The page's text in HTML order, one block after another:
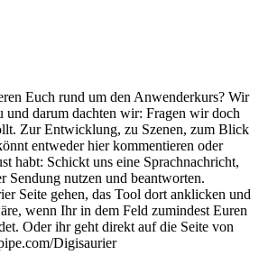
Euch rund um den Anwenderkurs? Wir
und darum dachten wir: Fragen wir doch
Zur Entwicklung, zu Szenen, zum Blick
entweder hier kommentieren oder
habt: Schickt uns eine Sprachnachricht,
Sendung nutzen und beantworten.
Seite gehen, das Tool dort anklicken und
wenn Ihr in dem Feld zumindest Euren
Oder ihr geht direkt auf die Seite von
Digisaurier